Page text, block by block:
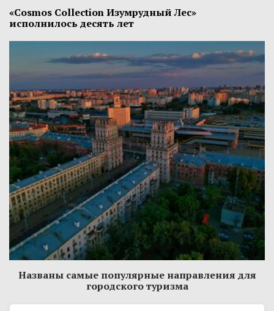
«Cosmos Collection Изумрудный Лес»
исполнилось десять лет
Названы самые популярные направления для
городского туризма